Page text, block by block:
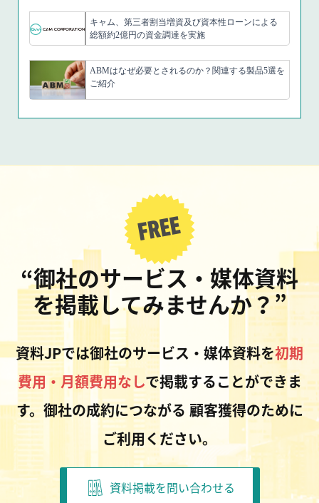
キャム、第三者割当増資及び資本性ローンによる
総額約2億円の資金調達を実施
ABMはなぜ必要とされるのか？関連する製品5選を
ご紹介
“御社のサービス・媒体資料
を掲載してみませんか？”
資料JPでは御社のサービス・媒体資料を初期
費用・月額費用なしで掲載することができま
す。御社の成約につながる 顧客獲得のために
ご利用ください。
資料掲載を問い合わせる